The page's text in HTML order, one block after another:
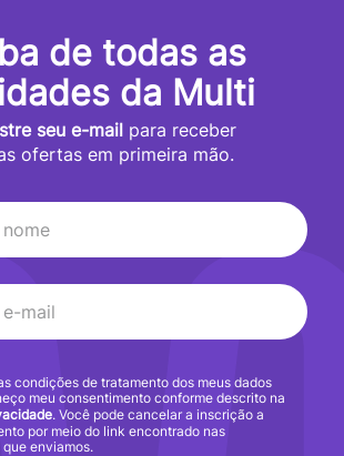
de todas as
da Multi
seu e-mail para receber
ofertas em primeira mão.
condições de tratamento dos meus dados
meu consentimento conforme descrito na
. Você pode cancelar a inscrição a
por meio do link encontrado nas
enviamos.